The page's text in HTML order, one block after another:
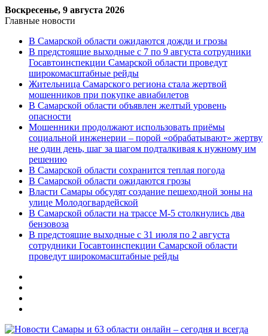
Воскресенье, 9 августа 2026
Главные новости
В Самарской области ожидаются дожди и грозы
В предстоящие выходные с 7 по 9 августа сотрудники
Госавтоинспекции Самарской области проведут
широкомасштабные рейды
Жительница Самарского региона стала жертвой
мошенников при покупке авиабилетов
В Самарской области объявлен желтый уровень
опасности
Мошенники продолжают использовать приёмы
социальной инженерии – порой «обрабатывают» жертву
не один день, шаг за шагом подталкивая к нужному им
решению
В Самарской области сохранится теплая погода
В Самарской области ожидаются грозы
Власти Самары обсудят создание пешеходной зоны на
улице Молодогвардейской
В Самарской области на трассе М-5 столкнулись два
бензовоза
В предстоящие выходные с 31 июля по 2 августа
сотрудники Госавтоинспекции Самарской области
проведут широкомасштабные рейды
Меню